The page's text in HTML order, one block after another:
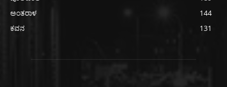
ಅಂತರಾಳ
144
ಕವನ
131